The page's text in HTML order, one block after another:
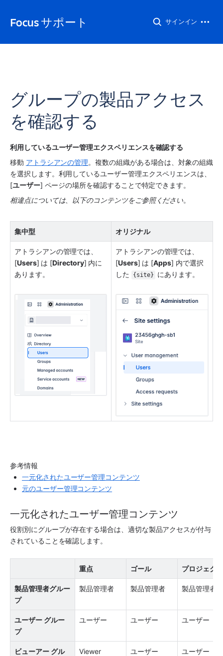
Focus サポート サインイン
グループの製品アクセス
を確認する
利用しているユーザー管理エクスペリエンスを確認する
移動 アトラシアンの管理。複数の組織がある場合は、対象の組織
を選択します。 利用しているユーザー管理エクスペリエンスは、
[ユーザー] ページの場所を確認することで特定できます。
相違点については、以下のコンテンツをご参照ください。
集中型 オリジナル
アトラシアンの管理では、
[Users] は [Directory] 内に
あります。
アトラシアンの管理では、
[Users] は [Apps] 内で選択
した
{site} にあります。
参考情報
一元化されたユーザー管理コンテンツ
元のユーザー管理コンテンツ
一元化されたユーザー管理コンテンツ
役割別にグループが存在する場合は、適切な製品アクセスが付与
されていることを確認します。
重点 ゴール プロジェクト
製品管理者グルー
プ
製品管理者 製品管理者 製品管理者
ユーザー グルー
プ
ユーザー ユーザー ユーザー
ビューアー グル
Viewer ユーザー ユーザー